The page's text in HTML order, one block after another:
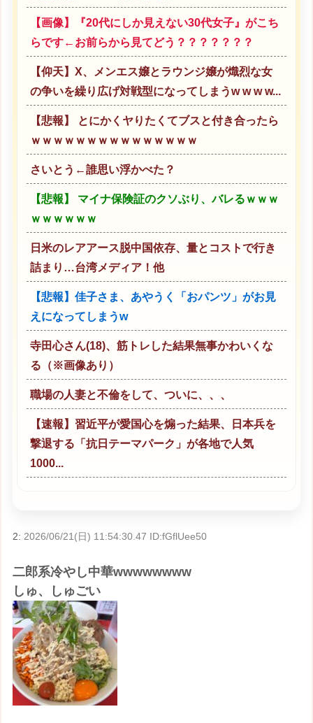
【画像】『20代にしか見えない30代女子』がこち
らです←お前らから見てどう？？？？？？？
【仰天】X、メンエス嬢とラウンジ嬢が熾烈な女
の争いを繰り広げ対戦型になってしまうw w w w...
【悲報】 とにかくヤりたくてブスと付き合ったら
ｗｗｗｗｗｗｗｗｗｗｗｗｗｗｗ
さいとう←誰思い浮かべた？
【悲報】 マイナ保険証のクソぶり、バレるｗｗｗ
ｗｗｗｗｗｗ
日米のレアアース脱中国依存、量とコストで行き
詰まり…台湾メディア！他
【悲報】佳子さま、あやうく「おパンツ」がお見
えになってしまうw
寺田心さん(18)、筋トレした結果無事かわいくな
る（※画像あり）
職場の人妻と不倫をして、ついに、、、
【速報】習近平が愛国心を煽った結果、日本兵を
撃退する「抗日テーマパーク」が各地で人気
1000...
2: 2026/06/21(日) 11:54:30.47 ID:fGflUee50
二郎系冷やし中華wwwwwwww
しゅ、しゅごい